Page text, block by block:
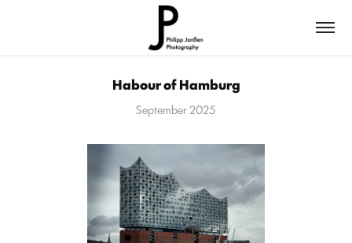
Habour of Hamburg
September 2025